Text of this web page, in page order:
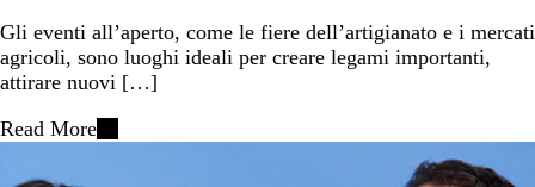
Gli eventi all’aperto, come le fiere dell’artigianato e i mercati
agricoli, sono luoghi ideali per creare legami importanti,
attirare nuovi […]
Read More